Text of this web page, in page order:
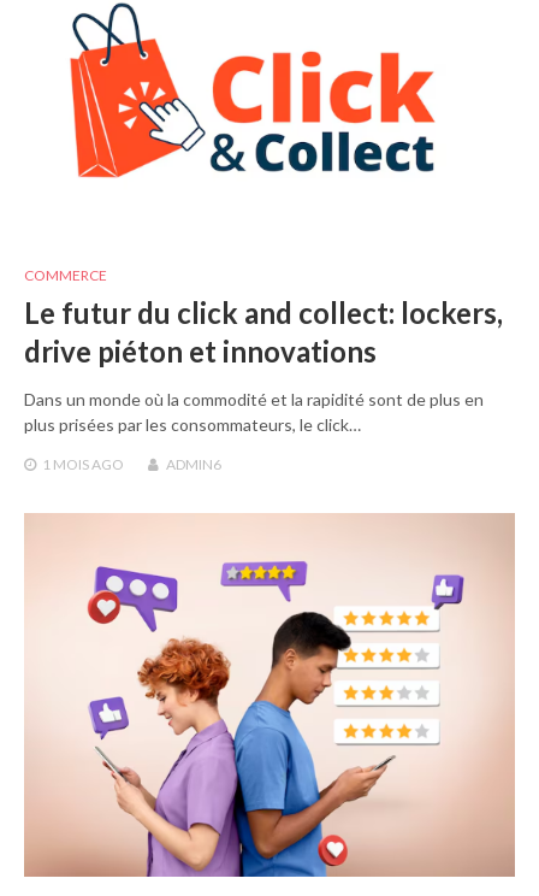
COMMERCE
Le futur du click and collect: lockers,
drive piéton et innovations
Dans un monde où la commodité et la rapidité sont de plus en
plus prisées par les consommateurs, le click…
1 MOISAGO ADMIN6